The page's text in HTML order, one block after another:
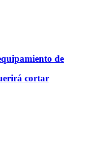
de
cortar